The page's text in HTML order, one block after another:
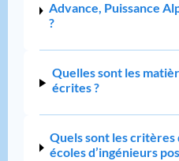
Advance, Puissance
?
Quelles sont les
écrites ?
Quels sont les critères
écoles d’ingénieurs